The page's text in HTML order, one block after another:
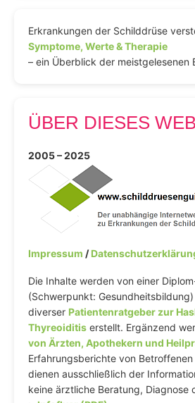
Erkrankungen der Schilddrüse
Symptome, Werte & Therapie
– ein Überblick der meistgelesenen
ÜBER DIESES
2005 – 2025
Impressum /
Die Inhalte werden von einer
(Schwerpunkt:
diverser Patientenratgeber zur
Thyreoiditis erstellt. Ergänzend
von Ärzten, Apothekern und
Erfahrungsberichte von
dienen ausschließlich der
keine ärztliche Beratung, Diagnose